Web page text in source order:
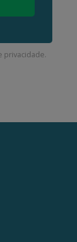
privacidade.